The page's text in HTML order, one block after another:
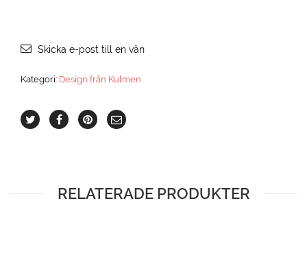
Skicka e-post till en vän
Kategori: Design från Kulmen
RELATERADE PRODUKTER